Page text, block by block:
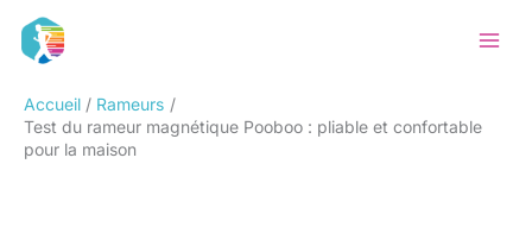
Accueil
Rameurs
Test du rameur magnétique Pooboo : pliable et confortable
pour la maison
Rechercher